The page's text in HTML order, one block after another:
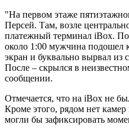
"На первом этаже
Персей. Там, возле
платежный терминал iBox.
около 1:00 мужчина подошел
экран и буквально вырвал из
После – скрылся в
сообщении.
Отмечается, что на iBox не
Кроме этого, рядом нет
могли бы зафиксировать